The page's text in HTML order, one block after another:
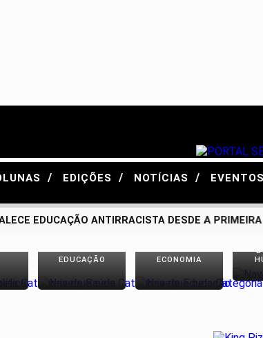
/ EDIÇÕES / NOTÍCIAS / EVENTOS
EDUCAÇÃO ANTIRRACISTA DESDE A PRIMEIRA
EDUCAÇÃO ECONOMIA